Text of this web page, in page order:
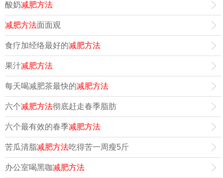
酸奶减肥方法
减肥方法面面观
食疗加经络最好的减肥方法
果汁减肥方法
每天喝减肥茶最快的减肥方法
六个减肥方法彻底赶走春季脂肪
六个最有效的春季减肥方法
苦瓜清脂减肥方法吃得苦一周瘦5斤
办公室喝黑咖减肥方法